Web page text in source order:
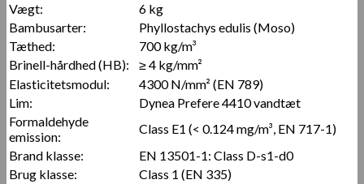
Vægt:
6 kg
Bambusarter:
Phyllostachys edulis (Moso)
Tæthed:
700 kg/m³
Brinell-hårdhed (HB):
≥ 4 kg/mm²
Elasticitetsmodul:
4300 N/mm² (EN 789)
Lim:
Dynea Prefere 4410 vandtæt
Formaldehyde
emission:
Class E1 (< 0.124 mg/m³, EN 717-1)
Brand klasse:
EN 13501-1: Class D-s1-d0
Brug klasse:
Class 1 (EN 335)